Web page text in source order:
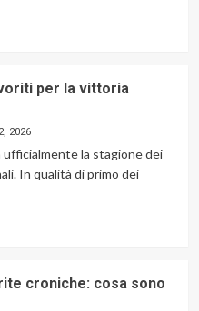
per la vittoria
2026
la stagione dei
In qualità di primo dei
croniche: cosa sono